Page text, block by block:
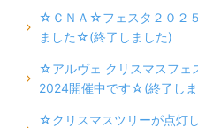
☆ＣＮＡ☆フェスタ２０２
ました☆(終了しました)
☆アルヴェ クリスマスフェ
2024開催中です☆(終了し
☆クリスマスツリーが点灯